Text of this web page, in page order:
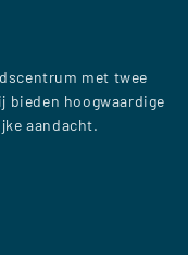
met twee
bieden hoogwaardige
aandacht.